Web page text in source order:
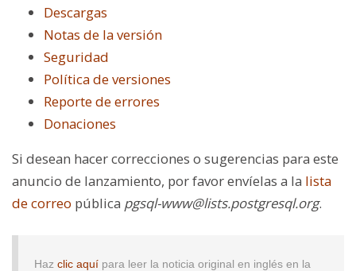
Descargas
Notas de la versión
Seguridad
Política de versiones
Reporte de errores
Donaciones
Si desean hacer correcciones o sugerencias para este
anuncio de lanzamiento, por favor envíelas a la lista
de correo pública pgsql-www@lists.postgresql.org.
Haz clic aquí para leer la noticia original en inglés en la